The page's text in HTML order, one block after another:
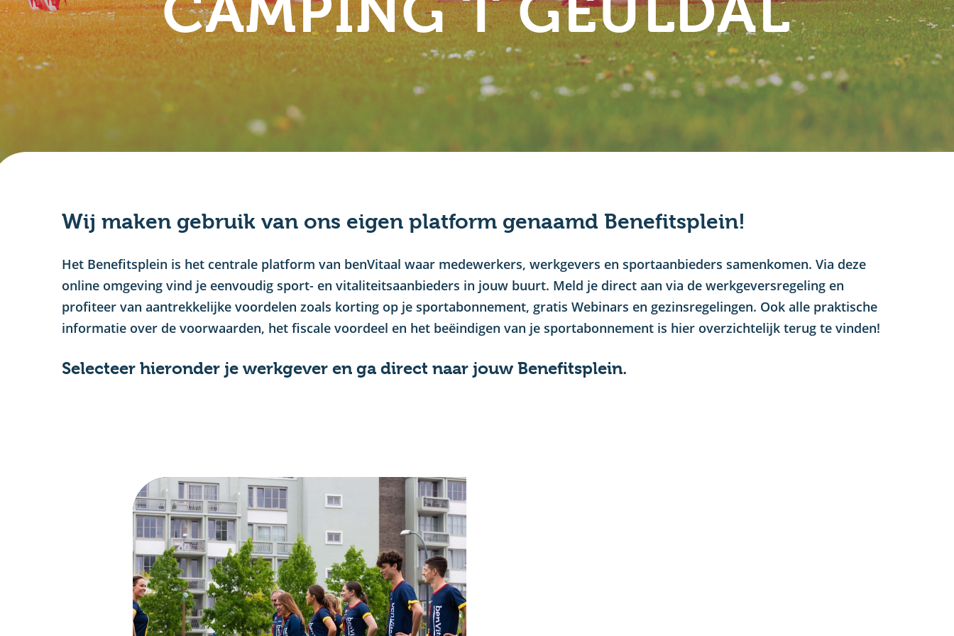
Wij maken gebruik van ons eigen platform genaamd Benefitsplein!
Het Benefitsplein is het centrale platform van benVitaal waar medewerkers, werkgevers en sportaanbieders samenkomen. Via deze
online omgeving vind je eenvoudig sport- en vitaliteitsaanbieders in jouw buurt. Meld je direct aan via de werkgeversregeling en
profiteer van aantrekkelijke voordelen zoals korting op je sportabonnement, gratis Webinars en gezinsregelingen. Ook alle praktische
informatie over de voorwaarden, het fiscale voordeel en het beëindigen van je sportabonnement is hier overzichtelijk terug te vinden!
Selecteer hieronder je werkgever en ga direct naar jouw Benefitsplein.